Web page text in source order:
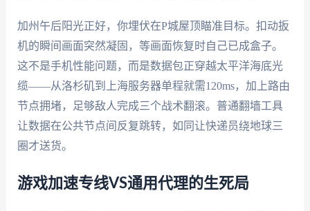
加州午后阳光正好，你埋伏在P城屋顶瞄准目标。扣动扳
机的瞬间画面突然凝固，等画面恢复时自己已成盒子。
这不是手机性能问题，而是数据包正穿越太平洋海底光
缆——从洛杉矶到上海服务器单程就需120ms，加上路由
节点拥堵，足够敌人完成三个战术翻滚。普通翻墙工具
让数据在公共节点间反复跳转，如同让快递员绕地球三
圈才送货。
游戏加速专线VS通用代理的生死局